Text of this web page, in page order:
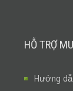
HỖ TRỢ
Hướng